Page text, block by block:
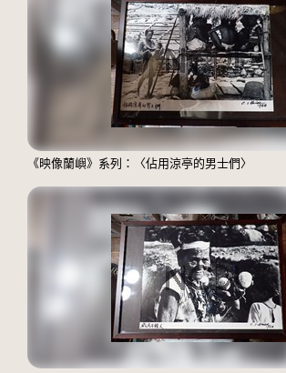
《映像蘭嶼》系列：〈佔用涼亭的男士們〉